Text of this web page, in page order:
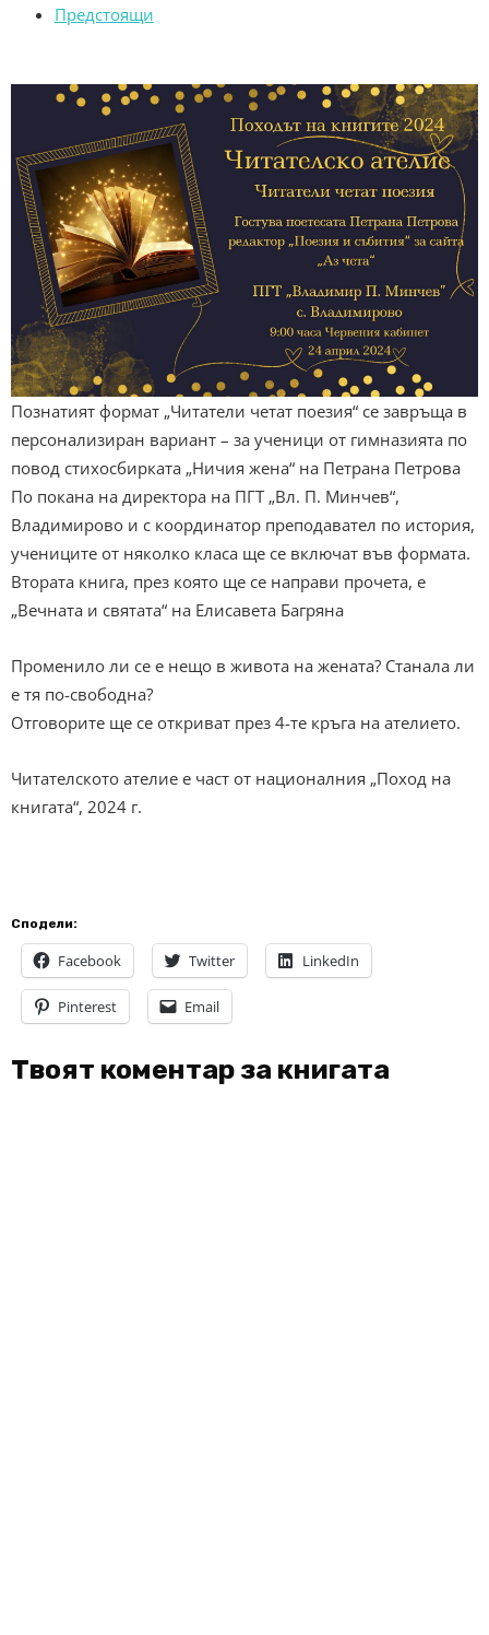
Предстоящи
Познатият формат „Читатели четат поезия“ се завръща в
персонализиран вариант – за ученици от гимназията по
повод стихосбирката „Ничия жена“ на Петрана Петрова
По покана на директора на ПГТ „Вл. П. Минчев“,
Владимирово и с координатор преподавател по история,
учениците от няколко класа ще се включат във формата.
Втората книга, през която ще се направи прочета, е
„Вечната и святата“ на Елисавета Багряна
Променило ли се е нещо в живота на жената? Станала ли
е тя по-свободна?
Отговорите ще се откриват през 4-те кръга на ателието.
Читателското ателие е част от националния „Поход на
книгата“, 2024 г.
Сподели:
Facebook Twitter LinkedIn
Pinterest Email
Твоят коментар за книгата